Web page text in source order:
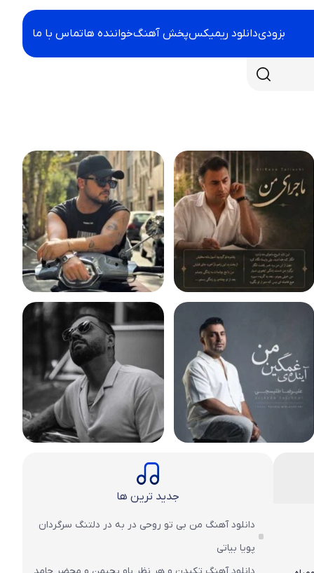
بزودیدانلود ریمیکسپخش آهنگخواننده هاتماس با ما
جدید ترین ها
دانلود آهنگ من بی تو روحی در به در دلتنگ سرگردان
پویا بیاتی